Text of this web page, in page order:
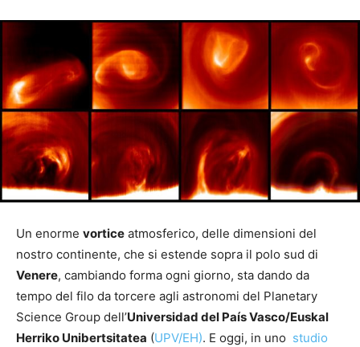
Un enorme vortice atmosferico, delle dimensioni del
nostro continente, che si estende sopra il polo sud di
Venere, cambiando forma ogni giorno, sta dando da
tempo del filo da torcere agli astronomi del Planetary
Science Group dell’Universidad del País Vasco/Euskal
Herriko Unibertsitatea (UPV/EH). E oggi, in uno studio